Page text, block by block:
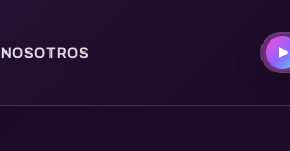
NOSOTROS ▶